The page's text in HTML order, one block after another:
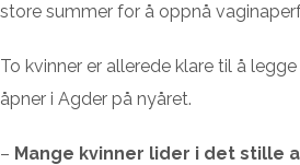
store summer for å oppnå
To kvinner er allerede klare til å
åpner i Agder på nyåret.
– Mange kvinner lider i det